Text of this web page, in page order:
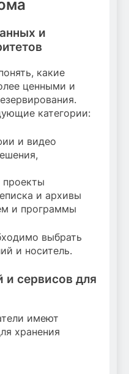
и
какие
ценными и
категории:
и видео
и архивы
и программы
выбрать
и носитель.
и сервисов для
имеют
хранения